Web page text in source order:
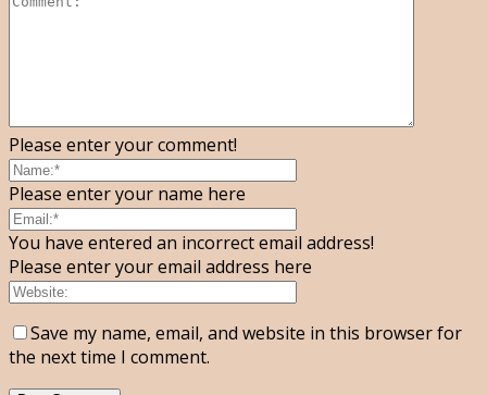
Please enter your comment!
Please enter your name here
You have entered an incorrect email address!
Please enter your email address here
Save my name, email, and website in this browser for
the next time I comment.